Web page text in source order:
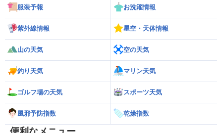
服装予報 お洗濯情報
紫外線情報 星空・天体情報
山の天気 空の天気
釣り天気 マリン天気
ゴルフ場の天気 スポーツ天気
風邪予防指数 乾燥指数